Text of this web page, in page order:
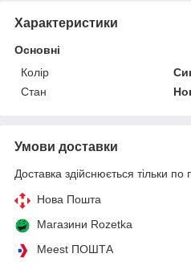
Характеристики
Основні
Колір
Стан
Умови доставки
Доставка здійснюється тільки по
Нова Пошта
Магазини Rozetka
Meest ПОШТА